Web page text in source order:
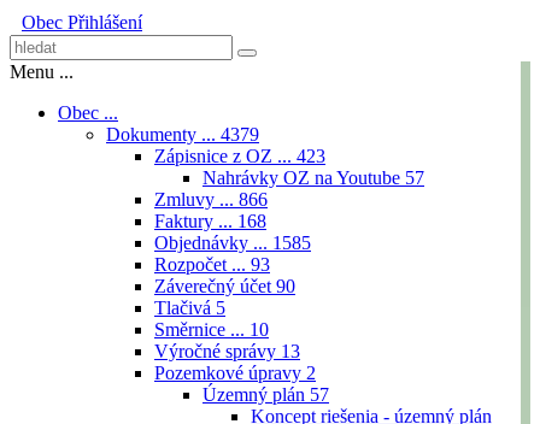
Obec Přihlášení
Menu ...
Obec ...
Dokumenty ... 4379
Zápisnice z OZ ... 423
Nahrávky OZ na Youtube 57
Zmluvy ... 866
Faktury ... 168
Objednávky ... 1585
Rozpočet ... 93
Záverečný účet 90
Tlačivá 5
Směrnice ... 10
Výročné správy 13
Pozemkové úpravy 2
Územný plán 57
Koncept riešenia - územný plán